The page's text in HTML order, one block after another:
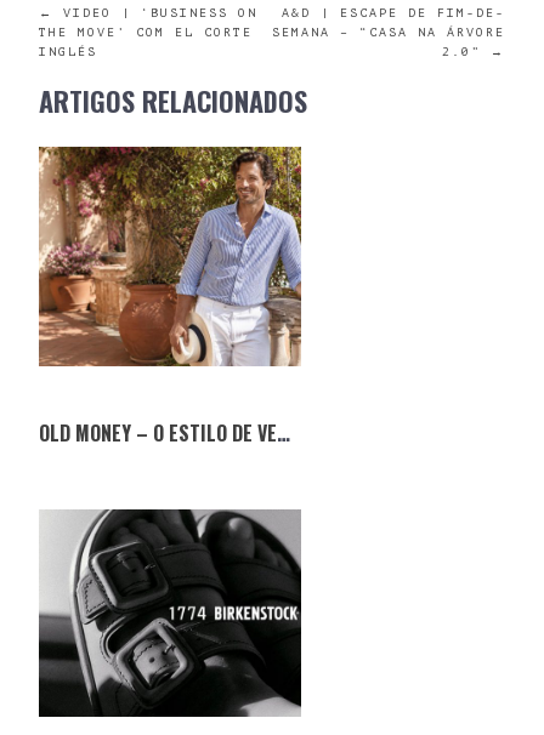
POST
NAVIGATION
←
VIDEO | ‘BUSINESS ON
THE MOVE’ COM EL CORTE
INGLÉS
A&D | ESCAPE DE FIM-DE-
SEMANA – “CASA NA ÁRVORE
2.0”
→
ARTIGOS RELACIONADOS
OLD MONEY – O ESTILO DE VERÃO QUE NUNCA SAI DE MODA